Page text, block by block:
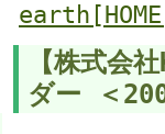
【株式会
ダー ＜